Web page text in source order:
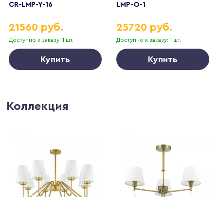
CR-LMP-Y-16
Доступно к заказу: 1 шт.
21560 руб.
Купить
LMP-O-1
Доступно к заказу: 1 шт.
25720 руб.
Купить
Коллекция